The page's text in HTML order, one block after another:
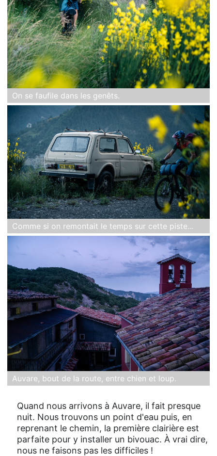
On se faufile dans les genêts.
Comme si on remontait le temps sur cette piste...
Auvare, bout de la route, entre chien et loup.
Quand nous arrivons à Auvare, il fait presque
nuit. Nous trouvons un point d'eau puis, en
reprenant le chemin, la première clairière est
parfaite pour y installer un bivouac. À vrai dire,
nous ne faisons pas les difficiles !